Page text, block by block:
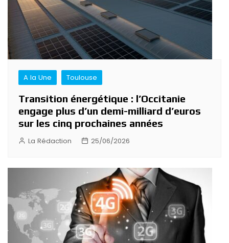
A la Une Toulouse
Transition énergétique : l’Occitanie
engage plus d’un demi-milliard d’euros
sur les cinq prochaines années
La Rédaction 25/06/2026